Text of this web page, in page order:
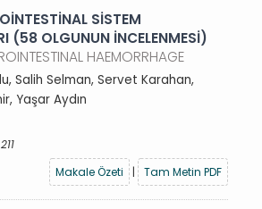
SİSTEM
(58 OLGUNUN İNCELENMESİ)
HAEMORRHAGE
Salih Selman, Servet Karahan,
Yaşar Aydın
Makale Özeti
| Tam Metin PDF